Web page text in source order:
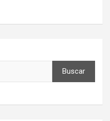
Buscar